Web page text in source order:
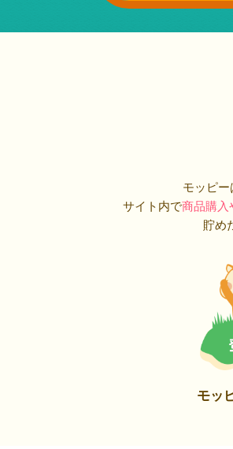
モッピ
サイト内で商品購入
貯め
モッ